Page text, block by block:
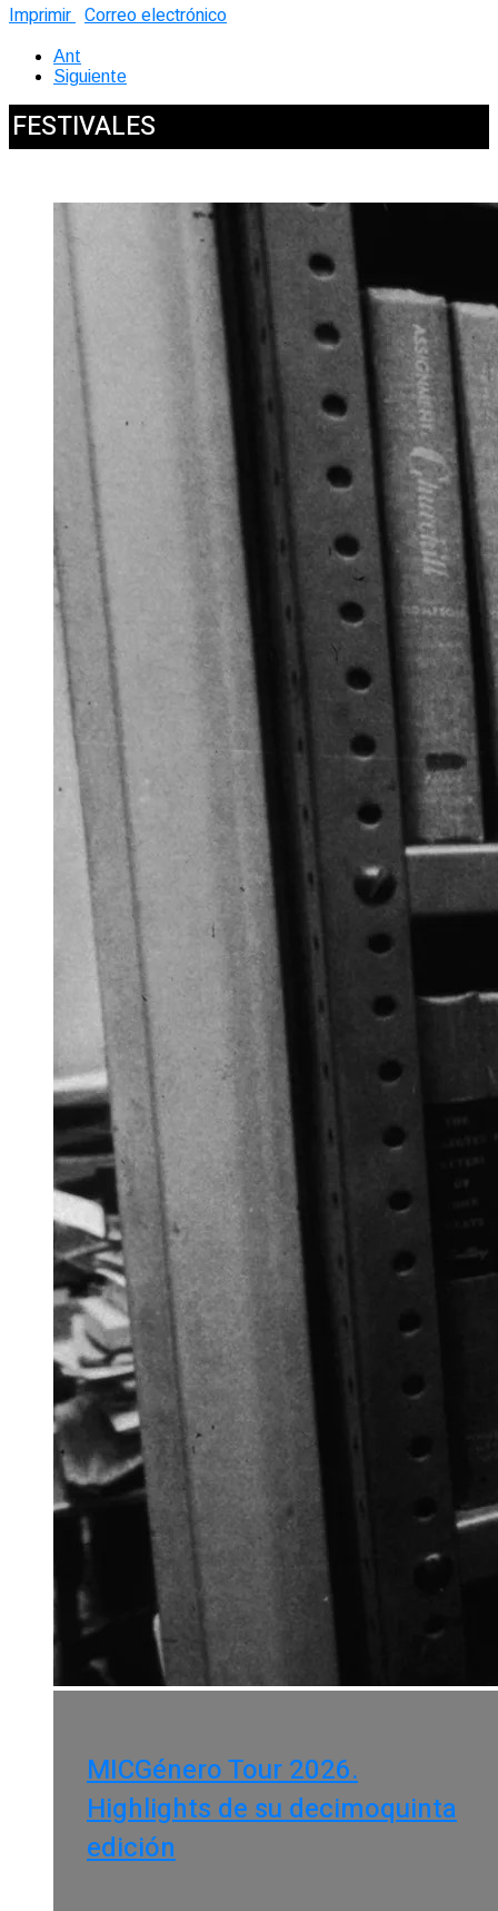
Imprimir Correo electrónico
Ant
Siguiente
FESTIVALES
MICGénero Tour 2026.
Highlights de su decimoquinta
edición